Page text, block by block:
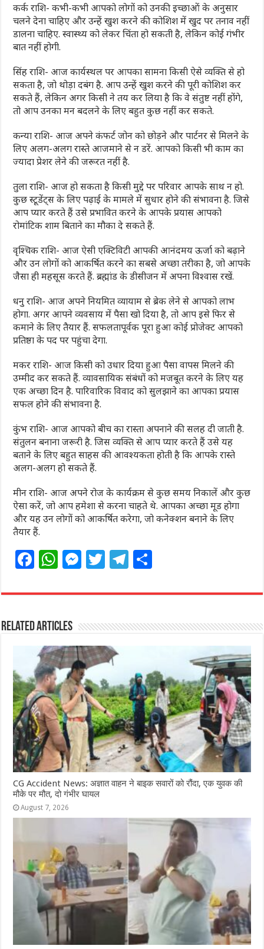
कर्क राशि- कभी-कभी आपको लोगों को उनकी इच्छाओं के अनुसार
चलने देना चाहिए और उन्हें खुश करने की कोशिश में खुद पर तनाव नहीं
डालना चाहिए. स्वास्थ्य को लेकर चिंता हो सकती है, लेकिन कोई गंभीर
बात नहीं होगी.
सिंह राशि- आज कार्यस्थल पर आपका सामना किसी ऐसे व्यक्ति से हो
सकता है, जो थोड़ा दबंग है. आप उन्हें खुश करने की पूरी कोशिश कर
सकते हैं, लेकिन अगर किसी ने तय कर लिया है कि वे संतुष्ट नहीं होंगे,
तो आप उनका मन बदलने के लिए बहुत कुछ नहीं कर सकते.
कन्या राशि- आज अपने कंफर्ट जोन को छोड़ने और पार्टनर से मिलने के
लिए अलग-अलग रास्ते आजमाने से न डरें. आपको किसी भी काम का
ज्यादा प्रेशर लेने की जरूरत नहीं है.
तुला राशि- आज हो सकता है किसी मुद्दे पर परिवार आपके साथ न हो.
कुछ स्टूडेंट्स के लिए पढ़ाई के मामले में सुधार होने की संभावना है. जिसे
आप प्यार करते हैं उसे प्रभावित करने के आपके प्रयास आपको
रोमांटिक शाम बिताने का मौका दे सकते हैं.
वृश्चिक राशि- आज ऐसी एक्टिविटी आपकी आनंदमय ऊर्जा को बढ़ाने
और उन लोगों को आकर्षित करने का सबसे अच्छा तरीका है, जो आपके
जैसा ही महसूस करते हैं. ब्रह्मांड के डीसीजन में अपना विश्वास रखें.
धनु राशि- आज अपने नियमित व्यायाम से ब्रेक लेने से आपको लाभ
होगा. अगर आपने व्यवसाय में पैसा खो दिया है, तो आप इसे फिर से
कमाने के लिए तैयार हैं. सफलतापूर्वक पूरा हुआ कोई प्रोजेक्ट आपको
प्रतिष्ठा के पद पर पहुंचा देगा.
मकर राशि- आज किसी को उधार दिया हुआ पैसा वापस मिलने की
उम्मीद कर सकते हैं. व्यावसायिक संबंधों को मजबूत करने के लिए यह
एक अच्छा दिन है. पारिवारिक विवाद को सुलझाने का आपका प्रयास
सफल होने की संभावना है.
कुंभ राशि- आज आपको बीच का रास्ता अपनाने की सलह दी जाती है.
संतुलन बनाना जरूरी है. जिस व्यक्ति से आप प्यार करते हैं उसे यह
बताने के लिए बहुत साहस की आवश्यकता होती है कि आपके रास्ते
अलग-अलग हो सकते हैं.
मीन राशि- आज अपने रोज के कार्यक्रम से कुछ समय निकालें और कुछ
ऐसा करें, जो आप हमेशा से करना चाहते थे. आपका अच्छा मूड होगा
और यह उन लोगों को आकर्षित करेगा, जो कनेक्शन बनाने के लिए
तैयार हैं.
F
c
e
b
o
o
k
W
at
s
A
p
p
M
ss
n
g
e
r
T
itt
r
T
e
ra
ar
Related Articles
CG Accident News: अज्ञात वाहन ने बाइक सवारों को रौंदा, एक युवक की
मौके पर मौत, दो गंभीर घायल
August 7, 2026